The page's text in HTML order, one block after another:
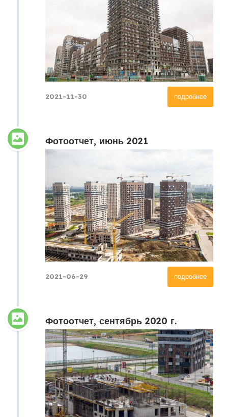
подробнее
2021-11-30
Фотоотчет, июнь 2021
подробнее
2021-06-29
Фотоотчет, сентябрь 2020 г.